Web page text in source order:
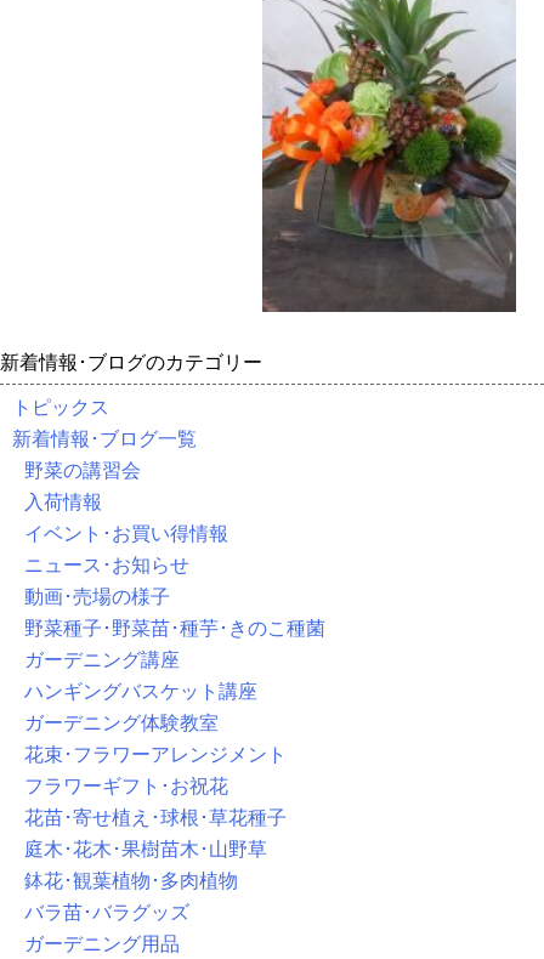
新着情報･ブログのカテゴリー
トピックス
新着情報･ブログ一覧
野菜の講習会
入荷情報
イベント･お買い得情報
ニュース･お知らせ
動画･売場の様子
野菜種子･野菜苗･種芋･きのこ種菌
ガーデニング講座
ハンギングバスケット講座
ガーデニング体験教室
花束･フラワーアレンジメント
フラワーギフト･お祝花
花苗･寄せ植え･球根･草花種子
庭木･花木･果樹苗木･山野草
鉢花･観葉植物･多肉植物
バラ苗･バラグッズ
ガーデニング用品